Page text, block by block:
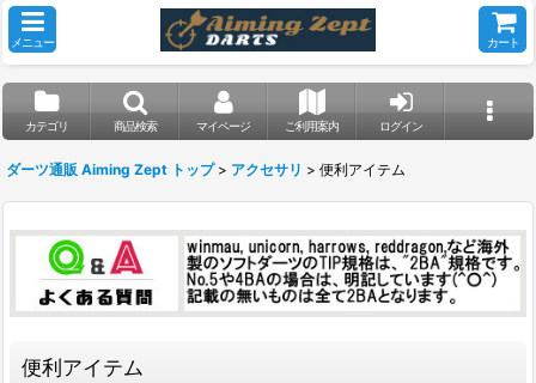
メニュー カート
カテゴリ 商品検索 マイページ ご利用案内 ログイン
ダーツ通販 Aiming Zept トップ > アクセサリ > 便利アイテム
便利アイテム